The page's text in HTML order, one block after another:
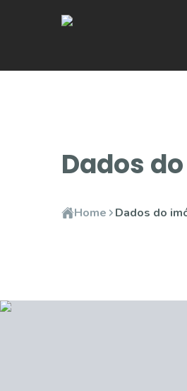
Dados
Home Dados do